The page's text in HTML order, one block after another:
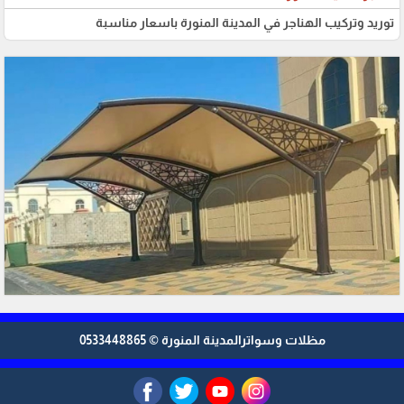
توريد وتركيب الهناجر في المدينة المنورة باسعار مناسبة
مظلات وسواترالمدينة المنورة © 0533448865